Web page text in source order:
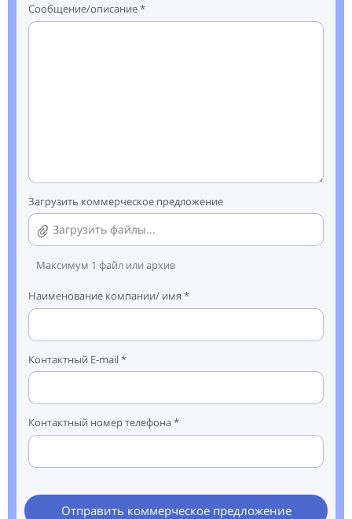
Сообщение/описание *
Загрузить коммерческое предложение
Загрузить файлы...
Максимум 1 файл или архив
Наименование компании/ имя *
Контактный E-mail *
Контактный номер телефона *
Отправить коммерческое предложение